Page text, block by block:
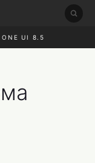
ONE UI 8.5